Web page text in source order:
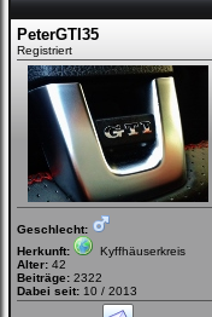
PeterGTI35
Registriert
Geschlecht:
Herkunft:
Kyffhäuserkreis
Alter: 42
Beiträge: 2322
Dabei seit: 10 / 2013